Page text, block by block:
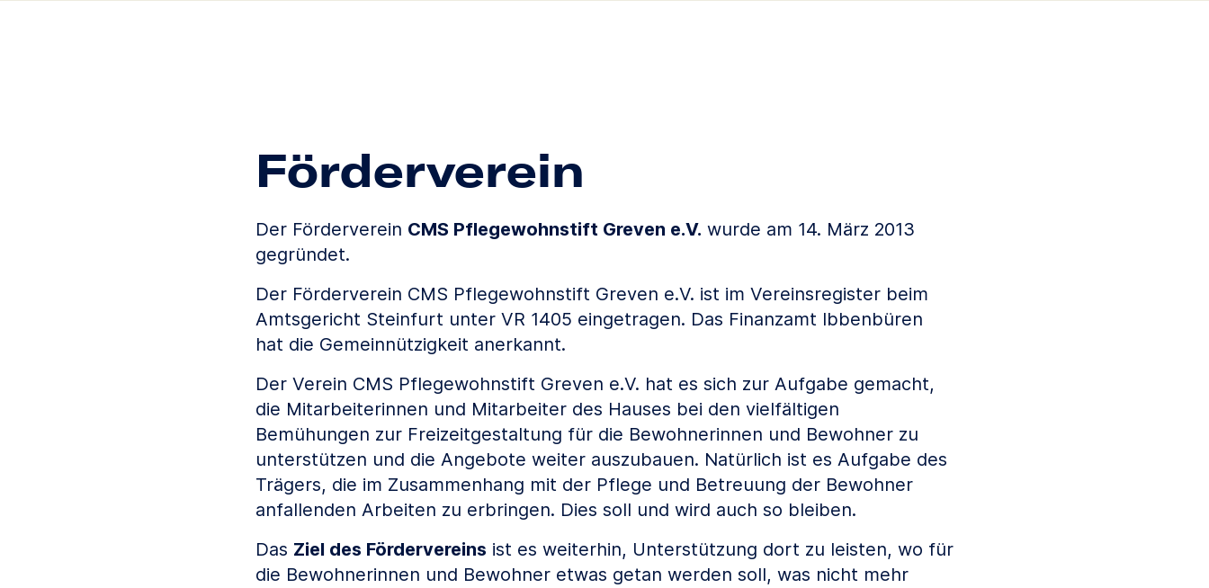
Förderverein
Der Förderverein CMS Pflegewohnstift Greven e.V. wurde am 14. März 2013
gegründet.
Der Förderverein CMS Pflegewohnstift Greven e.V. ist im Vereinsregister beim
Amtsgericht Steinfurt unter VR 1405 eingetragen. Das Finanzamt Ibbenbüren
hat die Gemeinnützigkeit anerkannt.
Der Verein CMS Pflegewohnstift Greven e.V. hat es sich zur Aufgabe gemacht,
die Mitarbeiterinnen und Mitarbeiter des Hauses bei den vielfältigen
Bemühungen zur Freizeitgestaltung für die Bewohnerinnen und Bewohner zu
unterstützen und die Angebote weiter auszubauen. Natürlich ist es Aufgabe des
Trägers, die im Zusammenhang mit der Pflege und Betreuung der Bewohner
anfallenden Arbeiten zu erbringen. Dies soll und wird auch so bleiben.
Das Ziel des Fördervereins ist es weiterhin, Unterstützung dort zu leisten, wo für
die Bewohnerinnen und Bewohner etwas getan werden soll, was nicht mehr